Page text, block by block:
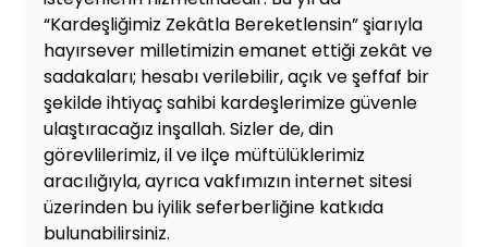
“Kardeşliğimiz Zekâtla Bereketlensin” şiarıyla
hayırsever milletimizin emanet ettiği zekât ve
sadakaları; hesabı verilebilir, açık ve şeffaf bir
şekilde ihtiyaç sahibi kardeşlerimize güvenle
ulaştıracağız inşallah. Sizler de, din
görevlilerimiz, il ve ilçe müftülüklerimiz
aracılığıyla, ayrıca vakfımızın internet sitesi
üzerinden bu iyilik seferberliğine katkıda
bulunabilirsiniz.